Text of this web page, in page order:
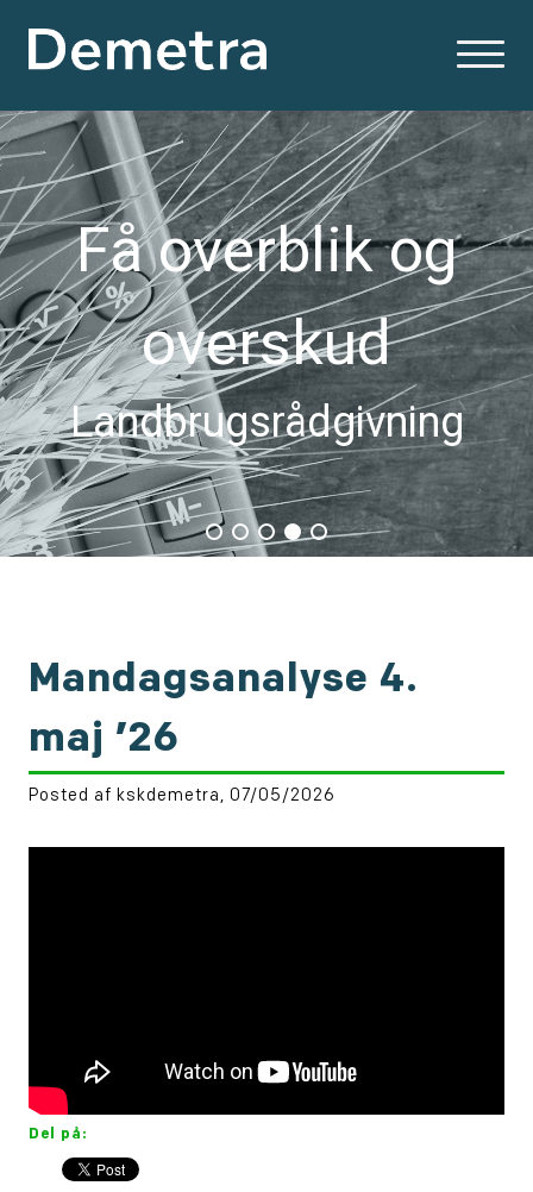
Få overblik og
overskud
Landbrugsrådgivning
Mandagsanalyse 4.
maj ’26
Posted af kskdemetra, 07/05/2026
Del på: